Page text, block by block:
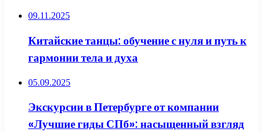
09.11.2025
Китайские танцы: обучение с нуля и путь к
гармонии тела и духа
05.09.2025
Экскурсии в Петербурге от компании
«Лучшие гиды СПб»: насыщенный взгляд